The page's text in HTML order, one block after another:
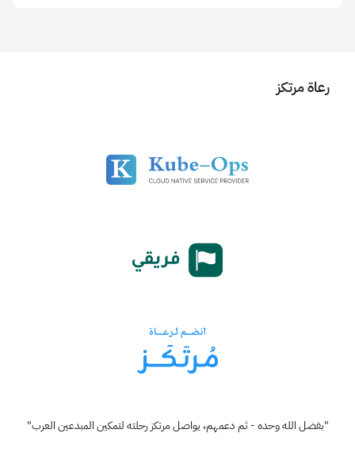
رعاة مرتكز
"بفضل الله وحده - ثم دعمهم، يواصل مرتكز رحلته لتمكين المبدعين العرب"